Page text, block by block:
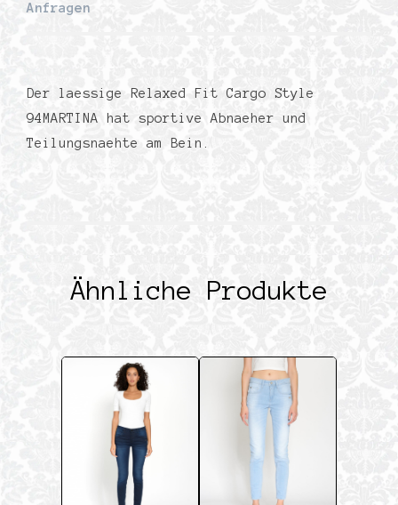
Anfragen
Der laessige Relaxed Fit Cargo Style
94MARTINA hat sportive Abnaeher und
Teilungsnaehte am Bein.
Ähnliche Produkte